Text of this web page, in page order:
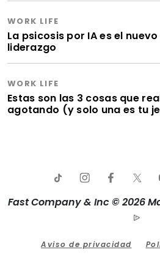
WORK LIFE
La psicosis por IA es el
liderazgo
WORK LIFE
Estas son las 3 cosas que
agotando (y solo una es tu
Fast Company & Inc © 2026
Aviso de privacidad